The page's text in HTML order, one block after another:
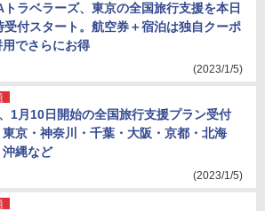
トラベラーズ、東京の全国旅行支援を本日
受付スタート。航空券＋宿泊は独自クーポ
用でさらにお得
(2023/1/5)
1月10日開始の全国旅行支援プラン受付
東京・神奈川・千葉・大阪・京都・北海
沖縄など
(2023/1/5)